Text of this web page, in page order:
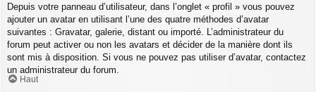
Depuis votre panneau d’utilisateur, dans l’onglet « profil » vous pouvez
ajouter un avatar en utilisant l’une des quatre méthodes d’avatar
suivantes : Gravatar, galerie, distant ou importé. L’administrateur du
forum peut activer ou non les avatars et décider de la manière dont ils
sont mis à disposition. Si vous ne pouvez pas utiliser d’avatar, contactez
un administrateur du forum.
Haut